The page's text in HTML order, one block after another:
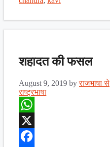
शहादत की फसल
August 9, 2019 byराजभाषा से
राष्ट्रभाषा
WhatsApp
X